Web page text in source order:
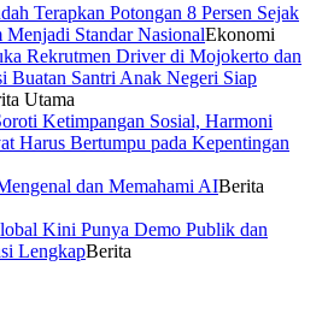
Terapkan Potongan 8 Persen Sejak
Menjadi Standar NasionalEkonomi
Rekrutmen Driver di Mojokerto dan
Buatan Santri Anak Negeri Siap
Utama
Ketimpangan Sosial, Harmoni
Harus Bertumpu pada Kepentingan
dan Memahami AIBerita
Kini Punya Demo Publik dan
LengkapBerita